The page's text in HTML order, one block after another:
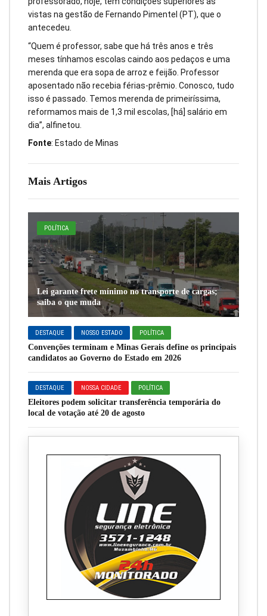
Mais Artigos
POLÍTICA
Lei garante frete mínimo no transporte de cargas;
saiba o que muda
DESTAQUE NOSSO ESTADO POLÍTICA
Convenções terminam e Minas Gerais define os principais
candidatos ao Governo do Estado em 2026
DESTAQUE NOSSA CIDADE POLÍTICA
Eleitores podem solicitar transferência temporária do
local de votação até 20 de agosto
vistas na gestão de Fernando Pimentel (PT), que o
antecedeu.
“Quem é professor, sabe que há três anos e três
meses tínhamos escolas caindo aos pedaços e uma
merenda que era sopa de arroz e feijão. Professor
aposentado não recebia férias-prêmio. Conosco, tudo
isso é passado. Temos merenda de primeiríssima,
reformamos mais de 1,3 mil escolas, [há] salário em
dia”, alfinetou.
Fonte: Estado de Minas